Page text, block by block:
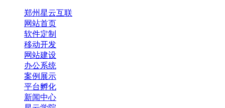
郑州星云互联
网站首页
软件定制
移动开发
网站建设
办公系统
案例展示
平台孵化
新闻中心